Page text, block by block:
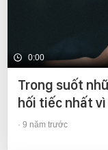
0:00
Trong suốt
hối tiếc nhất
9 năm trước